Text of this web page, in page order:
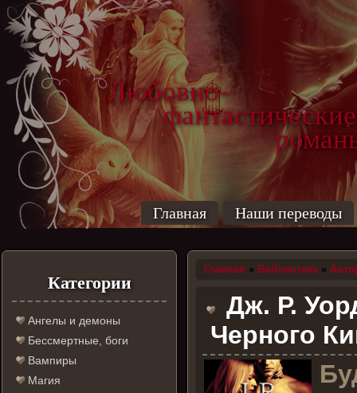
Любовно-
фантастические
Главная Наши переводы
Категории
Ангелы и демоны
Бессмертные, боги
Вампиры
Магия
Главная » Библиотека»
Дж. Р.
Черного
Б